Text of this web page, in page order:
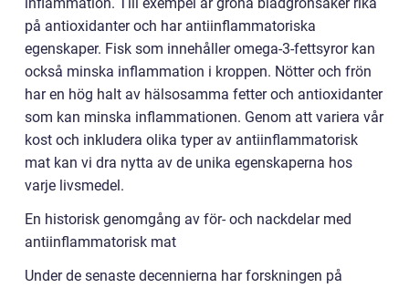
inflammation. Till exempel är gröna bladgrönsaker rika
på antioxidanter och har antiinflammatoriska
egenskaper. Fisk som innehåller omega-3-fettsyror kan
också minska inflammation i kroppen. Nötter och frön
har en hög halt av hälsosamma fetter och antioxidanter
som kan minska inflammationen. Genom att variera vår
kost och inkludera olika typer av antiinflammatorisk
mat kan vi dra nytta av de unika egenskaperna hos
varje livsmedel.
En historisk genomgång av för- och nackdelar med
antiinflammatorisk mat
Under de senaste decennierna har forskningen på